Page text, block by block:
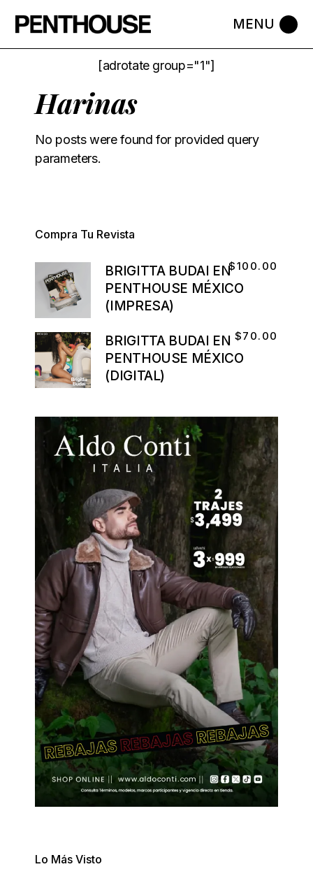
[adrotate group="1"]
Harinas
No posts were found for provided query
parameters.
Compra Tu Revista
BRIGITTA BUDAI EN
PENTHOUSE MÉXICO
(IMPRESA)
$100.00
BRIGITTA BUDAI EN
PENTHOUSE MÉXICO
(DIGITAL)
$70.00
Lo Más Visto